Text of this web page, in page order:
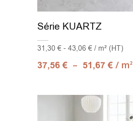
Série KUARTZ
31,30 € - 43,06 € / m² (HT)
37,56€ – 51,67€ / m2